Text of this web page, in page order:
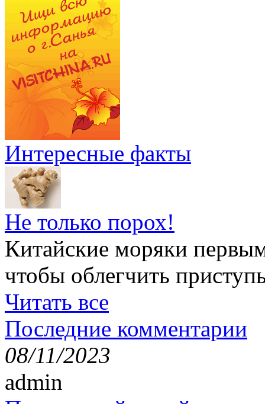
Интересные факты
Не только порох!
Китайские моряки
чтобы облегчить
Читать все
Последние комментарии
08/11/2023
admin